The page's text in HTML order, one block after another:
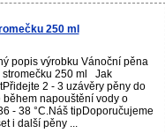
250 ml
popis výrobku Vánoční pěna
stromečku 250 ml Jak
2 - 3 uzávěry pěny do
během napouštění vody o
- 38 °C.Náš tipDoporučujeme
i další pěny ...